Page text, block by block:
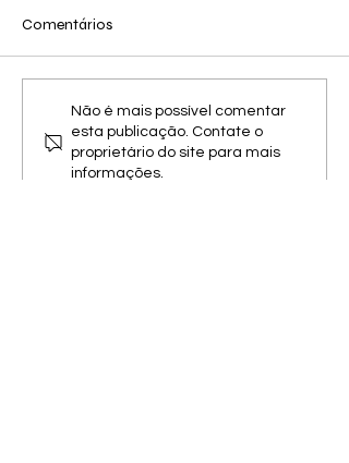
Ìrohìn e Instituto
COMMBNE promovem
curso gratuito de
formação em literatura
Comentários
Não é mais possível comentar
esta publicação. Contate o
proprietário do site para mais
informações.